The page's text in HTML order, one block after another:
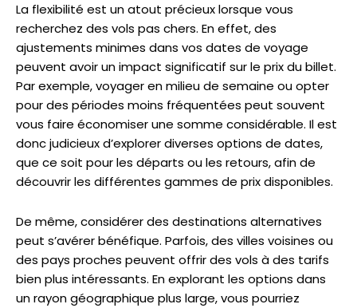
La flexibilité est un atout précieux lorsque vous
recherchez des vols pas chers. En effet, des
ajustements minimes dans vos dates de voyage
peuvent avoir un impact significatif sur le prix du billet.
Par exemple, voyager en milieu de semaine ou opter
pour des périodes moins fréquentées peut souvent
vous faire économiser une somme considérable. Il est
donc judicieux d’explorer diverses options de dates,
que ce soit pour les départs ou les retours, afin de
découvrir les différentes gammes de prix disponibles.
De même, considérer des destinations alternatives
peut s’avérer bénéfique. Parfois, des villes voisines ou
des pays proches peuvent offrir des vols à des tarifs
bien plus intéressants. En explorant les options dans
un rayon géographique plus large, vous pourriez